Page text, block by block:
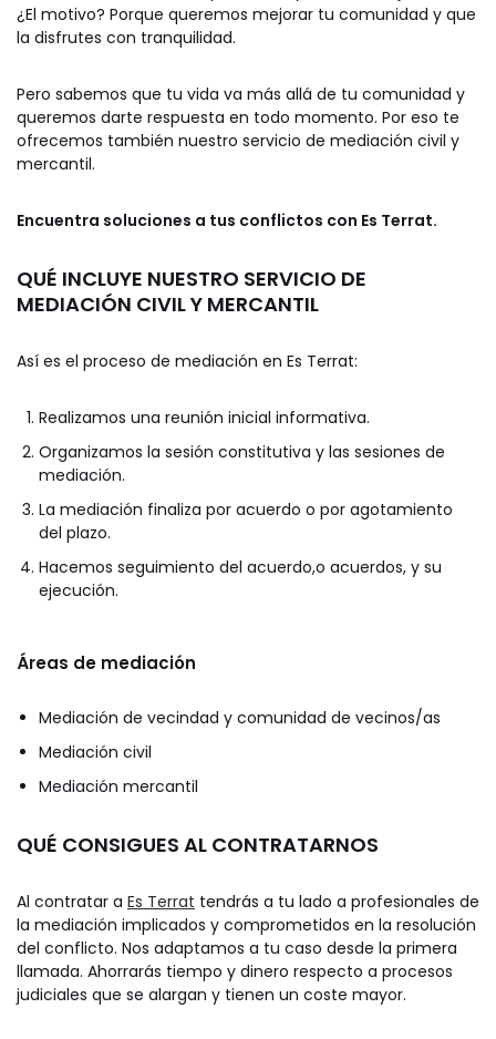
¿El motivo? Porque queremos mejorar tu comunidad y que
la disfrutes con tranquilidad.
Pero sabemos que tu vida va más allá de tu comunidad y
queremos darte respuesta en todo momento. Por eso te
ofrecemos también nuestro servicio de mediación civil y
mercantil.
Encuentra soluciones a tus conflictos con Es Terrat.
QUÉ INCLUYE NUESTRO SERVICIO DE
MEDIACIÓN CIVIL Y MERCANTIL
Así es el proceso de mediación en Es Terrat:
Realizamos una reunión inicial informativa.
Organizamos la sesión constitutiva y las sesiones de
mediación.
La mediación finaliza por acuerdo o por agotamiento
del plazo.
Hacemos seguimiento del acuerdo,o acuerdos, y su
ejecución.
Áreas de mediación
Mediación de vecindad y comunidad de vecinos/as
Mediación civil
Mediación mercantil
QUÉ CONSIGUES AL CONTRATARNOS
Al contratar a Es Terrat tendrás a tu lado a profesionales de
la mediación implicados y comprometidos en la resolución
del conflicto. Nos adaptamos a tu caso desde la primera
llamada. Ahorrarás tiempo y dinero respecto a procesos
judiciales que se alargan y tienen un coste mayor.